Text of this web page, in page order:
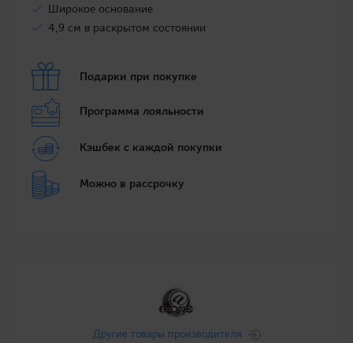
Широкое основание
4,9 см в раскрытом состоянии
Подарки при покупке
Программа лояльности
Кэшбек с каждой покупки
Можно в рассрочку
Другие товары производителя